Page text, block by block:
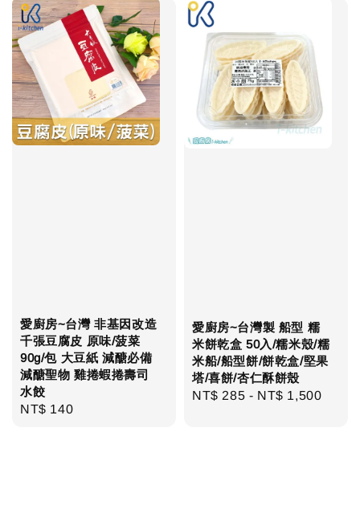
愛廚房~台灣 非基因改造
千張豆腐皮 原味/菠菜
90g/包 大豆紙 減醣必備
減醣聖物 雞捲蝦捲壽司
水餃
Regular
NT$ 140
愛廚房~台灣製 船型 糯
米餅乾盒 50入/糯米殼/糯
米船/船型餅/餅乾盒/堅果
塔/喜餅/杏仁酥餅殼
Regular
NT$ 285 - NT$ 1,500